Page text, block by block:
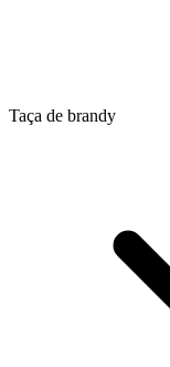
Taça de brandy